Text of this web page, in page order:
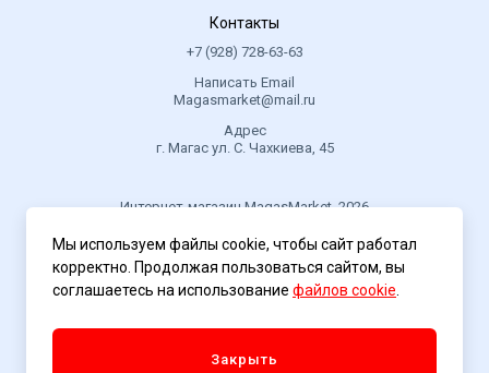
Контакты
+7 (928) 728-63-63
Написать Email
Magasmarket@mail.ru
Адрес
г. Магас ул. С. Чахкиева, 45
Интернет-магазин MagasMarket, 2026
Политика конфиденциальности
Мы используем файлы cookie, чтобы сайт работал
корректно. Продолжая пользоваться сайтом, вы
соглашаетесь на использование файлов cookie
Закрыть